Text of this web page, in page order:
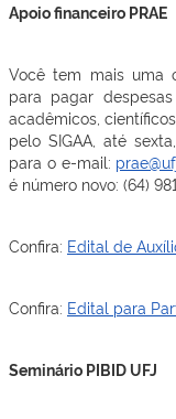
Apoio financeiro PRAE
Você tem mais uma
para pagar
acadêmicos,
pelo SIGAA, até
para o e-mail:
é número novo: (64)
Confira: Edital de
Confira: Edital para
Seminário PIBID UFJ